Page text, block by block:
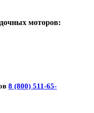
моторов:
8 (800) 511-65-